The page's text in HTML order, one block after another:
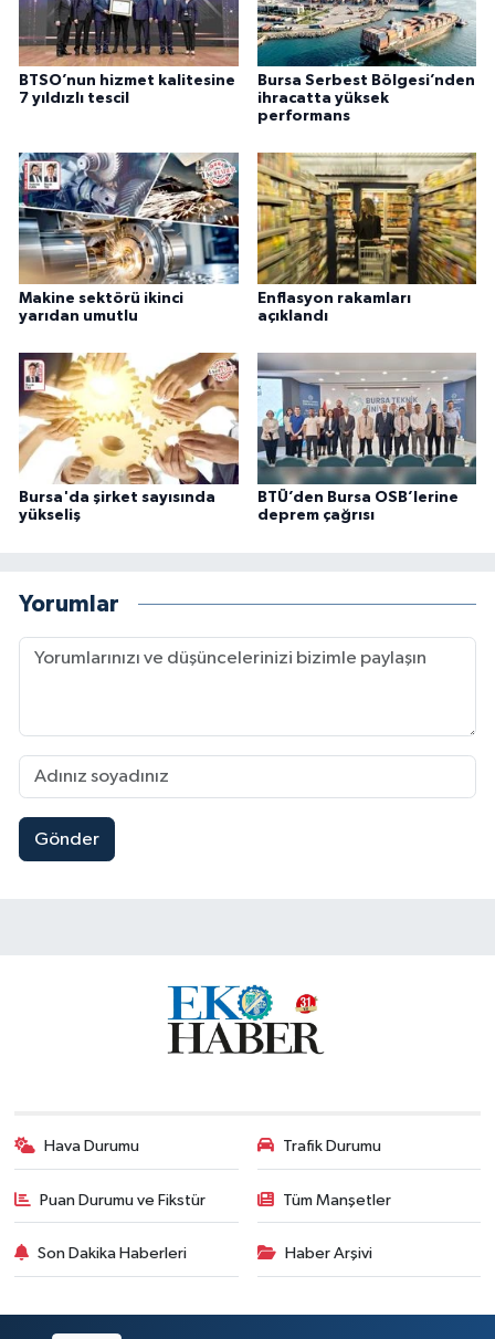
BTSO’nun hizmet kalitesine
7 yıldızlı tescil
Bursa Serbest Bölgesi’nden
ihracatta yüksek
performans
Makine sektörü ikinci
yarıdan umutlu
Enflasyon rakamları
açıklandı
Bursa'da şirket sayısında
yükseliş
BTÜ’den Bursa OSB’lerine
deprem çağrısı
Yorumlar
Gönder
Hava Durumu Trafik Durumu
Puan Durumu ve Fikstür Tüm Manşetler
Son Dakika Haberleri Haber Arşivi